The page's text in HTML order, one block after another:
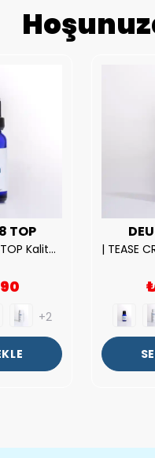
TOP
| ROSE EXPOSED-TOP Kalite Unısex Parfüm Esansı.|
+2